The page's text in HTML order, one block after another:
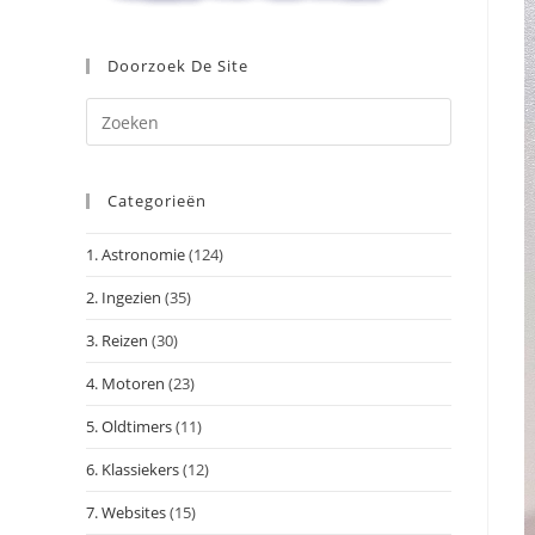
Doorzoek De Site
op
Categorieën
1. Astronomie(124)
2. Ingezien (35)
3. Reizen (30)
4. Motoren (23)
5. Oldtimers(11)
6. Klassiekers(12)
7. Websites(15)